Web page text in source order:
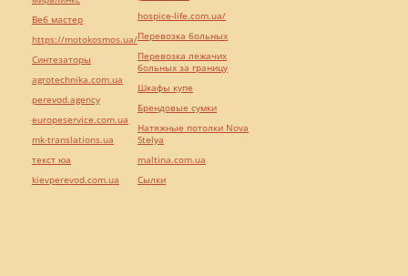
Веб мастер
https://motokosmos.ua/
Синтезаторы
agrotechnika.com.ua
perevod.agency
europeservice.com.ua
mk-translations.ua
текст юа
kievperevod.com.ua
hospice-life.com.ua/
Перевозка больных
Перевозка лежачих
больных за границу
Шкафы купе
Брендовые сумки
Натяжные потолки Nova
Stelya
maltina.com.ua
Cылки